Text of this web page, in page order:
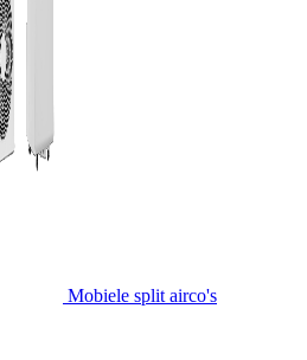
Mobiele split airco's